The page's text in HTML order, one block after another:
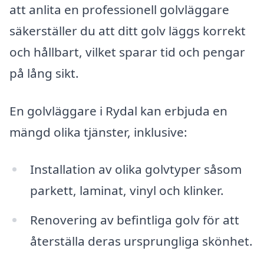
att anlita en professionell golvläggare
säkerställer du att ditt golv läggs korrekt
och hållbart, vilket sparar tid och pengar
på lång sikt.
En golvläggare i Rydal kan erbjuda en
mängd olika tjänster, inklusive:
Installation av olika golvtyper såsom
parkett, laminat, vinyl och klinker.
Renovering av befintliga golv för att
återställa deras ursprungliga skönhet.